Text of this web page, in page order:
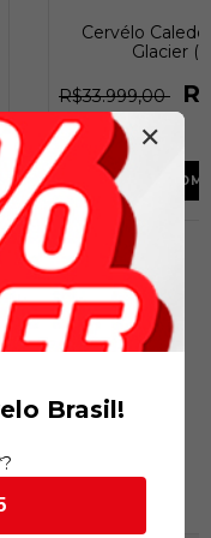
Cervélo
Glacier
R$33.999,00
✕
Brasil!